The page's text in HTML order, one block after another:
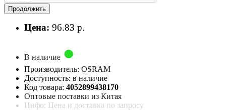
Продолжить
Цена: 96.83 р.
В наличие
Производитель: OSRAM
Доступность: в наличие
Код товара: 4052899438170
Оптовые поставки из Китая
Инфо: Цена и доставка по запросу